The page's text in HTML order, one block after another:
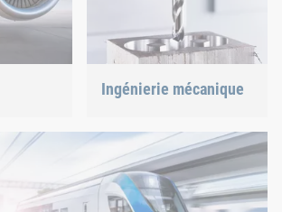
:
Ingénierie mécanique
la plus innovante avec nos
solutions d’assemblage
innovantes.